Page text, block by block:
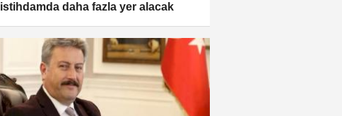
istihdamda daha fazla yer alacak